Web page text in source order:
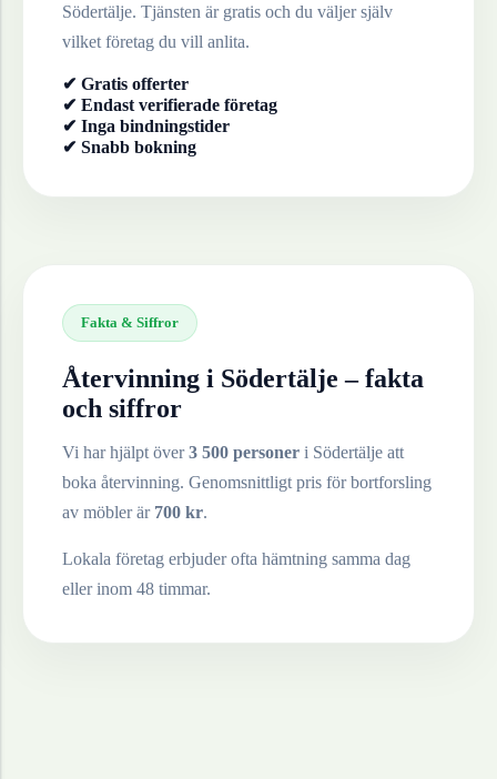
Södertälje. Tjänsten är gratis och du väljer själv
vilket företag du vill anlita.
✔ Gratis offerter
✔ Endast verifierade företag
✔ Inga bindningstider
✔ Snabb bokning
Fakta & Siffror
Återvinning i Södertälje – fakta
och siffror
Vi har hjälpt över3 500 personer i Södertälje att
boka återvinning. Genomsnittligt pris för bortforsling
av möblerär 700 kr.
Lokala företag erbjuder ofta hämtning samma dag
eller inom 48 timmar.